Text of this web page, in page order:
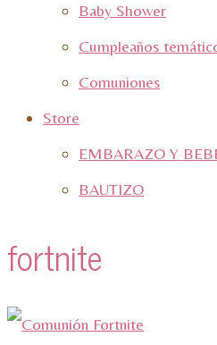
Baby Shower
Cumpleaños
Comuniones
Store
EMBARAZO Y
BAUTIZO
fortnite